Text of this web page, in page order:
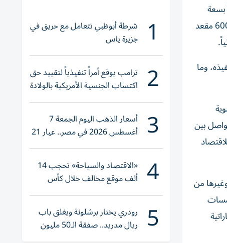
مسرحياً بسعة
400 مقعد، إضافة إلى نادٍ لموسيقى الجاز يتسع لـ250 مقعداً، حيث ستصل الطاقة الاستيعابية الإجمالية للمشروع إلى أكثر من 6000 مقعد
وما
بين
من
1 شرطة أبوظبي تتعامل مع حريق في
جزيرة ياس
2 ترامب يوقع أمراً تنفيذياً لتقييد حق
اكتساب الجنسية الأمريكية بالولادة
3 أسعار الذهب اليوم الجمعة 7
أغسطس 2026 في مصر.. عيار 21
يقترب من هذا الرقم
4 «الاقتصاد والسياحة» تحجب 14
ألف موقع مخالف خلال كأس
العالم 2026
5 رودري يختار برشلونة ويغلق باب
ريال مدريد.. صفقة الـ50 مليون